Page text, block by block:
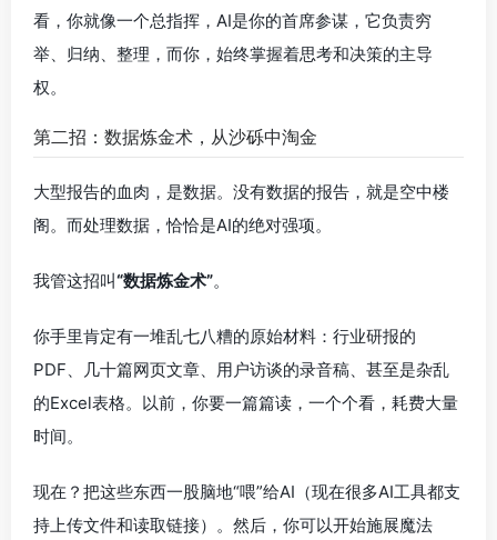
看，你就像一个总指挥，AI是你的首席参谋，它负责穷
举、归纳、整理，而你，始终掌握着思考和决策的主导
权。
第二招：数据炼金术，从沙砾中淘金
大型报告的血肉，是数据。没有数据的报告，就是空中楼
阁。而处理数据，恰恰是AI的绝对强项。
我管这招叫“数据炼金术”。
你手里肯定有一堆乱七八糟的原始材料：行业研报的
PDF、几十篇网页文章、用户访谈的录音稿、甚至是杂乱
的Excel表格。以前，你要一篇篇读，一个个看，耗费大量
时间。
现在？把这些东西一股脑地“喂”给AI（现在很多AI工具都支
持上传文件和读取链接）。然后，你可以开始施展魔法